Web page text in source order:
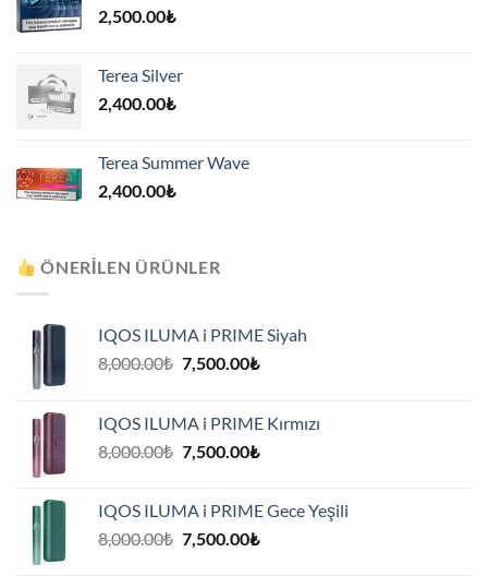
2,500.00₺
Terea Silver
2,400.00₺
Terea Summer Wave
2,400.00₺
ÖNERILEN ÜRÜNLER
IQOS ILUMA i PRIME Siyah
8,000.00₺ Orijinal
7,500.00₺Şu
7,500.00₺.
IQOS ILUMA i PRIME Kırmızı
8,000.00₺ Orijinal
7,500.00₺Şu
7,500.00₺.
IQOS ILUMA i PRIME Gece Yeşili
8,000.00₺ Orijinal
7,500.00₺Şu